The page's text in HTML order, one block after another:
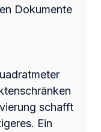
Dokumente
schafft
Ein